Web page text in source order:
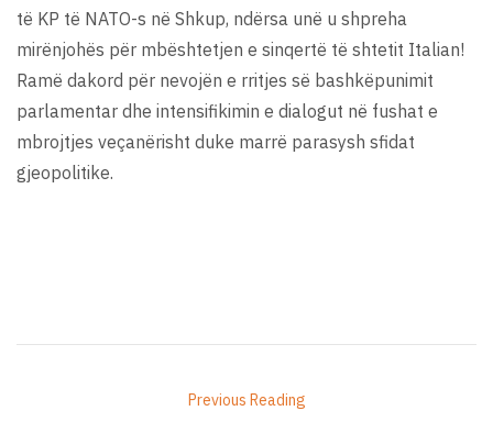
të KP të NATO-s në Shkup, ndërsa unë u shpreha
mirënjohës për mbështetjen e sinqertë të shtetit Italian!
Ramë dakord për nevojën e rritjes së bashkëpunimit
parlamentar dhe intensifikimin e dialogut në fushat e
mbrojtjes veçanërisht duke marrë parasysh sfidat
gjeopolitike.
Previous Reading